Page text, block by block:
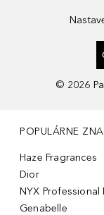
© 2026
POPULÁRNE
Haze Fragrances
Dior
NYX Professional
Genabelle